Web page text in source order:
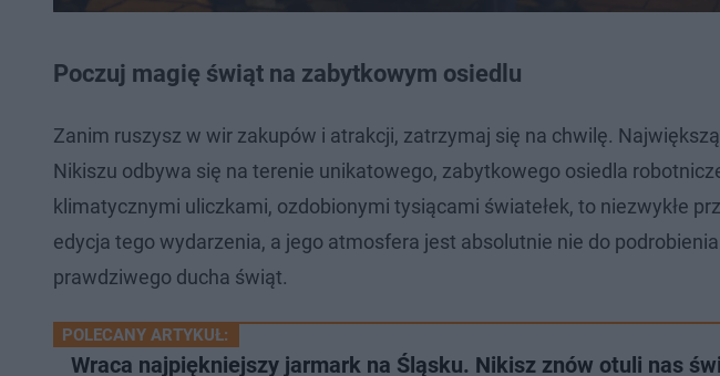
Poczuj magię świąt na zabytkowym osiedlu
Zanim ruszysz w wir zakupów i atrakcji, zatrzymaj się na chwilę.
Nikiszu odbywa się na terenie unikatowego, zabytkowego osiedla
klimatycznymi uliczkami, ozdobionymi tysiącami światełek, to niezwykłe
edycja tego wydarzenia, a jego atmosfera jest absolutnie nie do
prawdziwego ducha świąt.
POLECANY ARTYKUŁ:
Wraca najpiękniejszy jarmark na Śląsku. Nikisz znów otuli nas